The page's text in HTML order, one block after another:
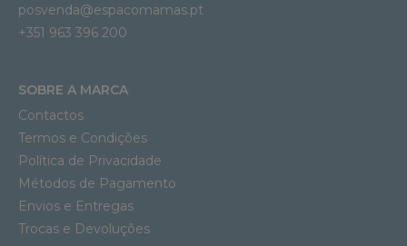
posvenda@espacomamas.pt
+351 963 396 200
SOBRE A MARCA
Contactos
Termos e Condições
Política de Privacidade
Métodos de Pagamento
Envios e Entregas
Trocas e Devoluções